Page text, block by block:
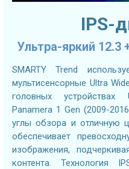
IPS-
Ультра-яркий 12.3
SMARTY Trend
мультисенсорные Ultra
головных
Panamera 1 Gen (2009-
углы обзора и отличную
обеспечивает
изображения,
контента. Технология